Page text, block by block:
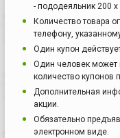
- пододеяльник 200 х
Количество товара
телефону,
Один купон
Один человек может
количество купонов
Дополнительная
акции.
Обязательно
электронном виде.